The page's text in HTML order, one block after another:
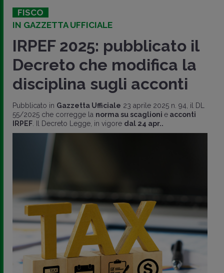
FISCO
IN GAZZETTA UFFICIALE
IRPEF 2025: pubblicato il
Decreto che modifica la
disciplina sugli acconti
Pubblicato in Gazzetta Ufficiale 23 aprile 2025 n. 94, il DL
55/2025 che corregge la norma su scaglioni e acconti
IRPEF . Il Decreto Legge, in vigore dal 24 apr..